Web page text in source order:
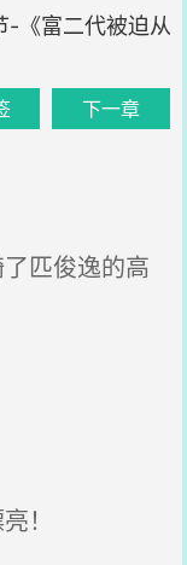
《富二代被迫从
下一章
匹俊逸的高
！